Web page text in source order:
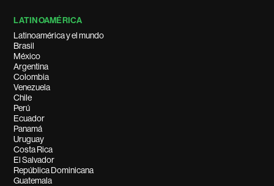
LATINOAMÉRICA
Latinoamérica y el mundo
Brasil
México
Argentina
Colombia
Venezuela
Chile
Perú
Ecuador
Panamá
Uruguay
Costa Rica
El Salvador
República Dominicana
Guatemala